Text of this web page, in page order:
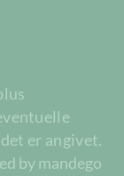
er angivet.
by mandego